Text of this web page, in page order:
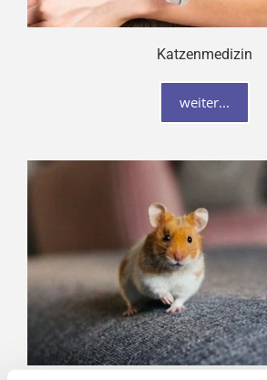
Katzenmedizin
weiter...